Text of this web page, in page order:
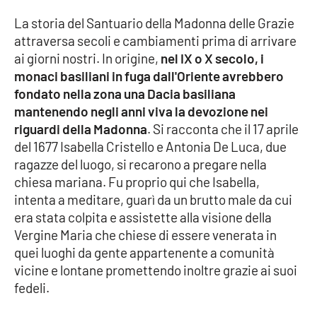
Parchi Marini Calabria
Leggendo Alvaro insieme
Imprese Di Calabria
Le perfidie di Antonella Grippo
Venti di comunicazione
STREAMING
LaC TV
LaC Network
La storia del Santuario della Madonna delle Grazie
attraversa secoli e cambiamenti prima di arrivare
ai giorni nostri. In origine, nel IX o X secolo, i
monaci basiliani in fuga dall'Oriente avrebbero
fondato nella zona una Dacia basiliana
mantenendo negli anni viva la devozione nei
riguardi della Madonna. Si racconta che il 17 aprile
del 1677 Isabella Cristello e Antonia De Luca, due
ragazze del luogo, si recarono a pregare nella
chiesa mariana. Fu proprio qui che Isabella,
intenta a meditare, guarì da un brutto male da cui
era stata colpita e assistette alla visione della
Vergine Maria che chiese di essere venerata in
quei luoghi da gente appartenente a comunità
vicine e lontane promettendo inoltre grazie ai suoi
fedeli.